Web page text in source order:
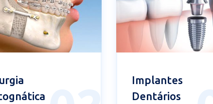
Implantes
Dentários